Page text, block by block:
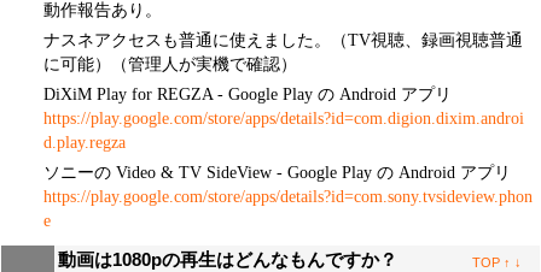
動作報告あり。
ナスネアクセスも普通に使えました。（TV視聴、録画視聴普通
に可能）（管理人が実機で確認）
DiXiM Play for REGZA - Google Play の Android アプリ
https://play.google.com/store/apps/details?id=com.digion.dixim.androi
d.play.regza
ソニーの Video & TV SideView - Google Play の Android アプリ
https://play.google.com/store/apps/details?id=com.sony.tvsideview.phon
e
動画は1080pの再生はどんなもんですか？ TOP ↑ ↓